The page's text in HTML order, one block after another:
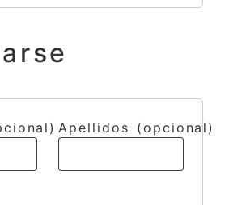
Apellidos (opcional)